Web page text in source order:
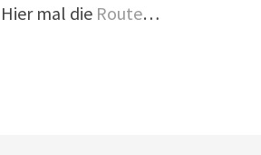
Hier mal die Route…